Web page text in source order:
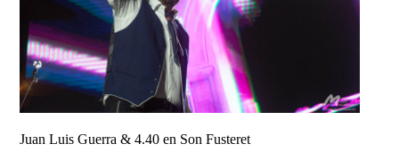
Juan Luis Guerra & 4.40 en Son Fusteret